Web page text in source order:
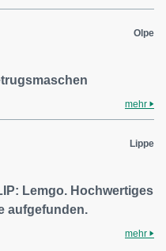
Olpe
mehr
Lippe
Lemgo. Hochwertiges
aufgefunden.
mehr